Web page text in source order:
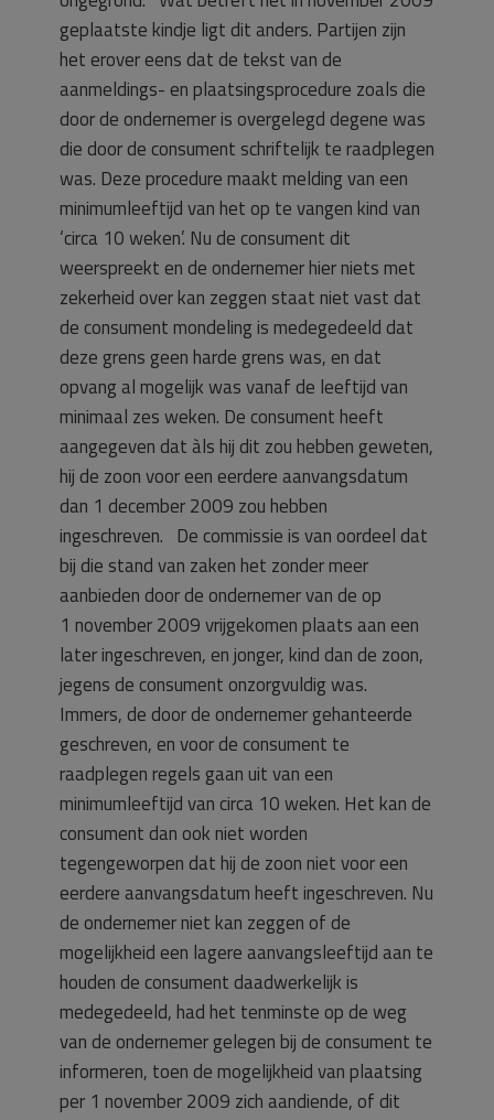
geplaatste kindje ligt dit anders. Partijen zijn
het erover eens dat de tekst van de
aanmeldings- en plaatsingsprocedure zoals die
door de ondernemer is overgelegd degene was
die door de consument schriftelijk te raadplegen
was. Deze procedure maakt melding van een
minimumleeftijd van het op te vangen kind van
‘circa 10 weken’. Nu de consument dit
weerspreekt en de ondernemer hier niets met
zekerheid over kan zeggen staat niet vast dat
de consument mondeling is medegedeeld dat
deze grens geen harde grens was, en dat
opvang al mogelijk was vanaf de leeftijd van
minimaal zes weken. De consument heeft
aangegeven dat àls hij dit zou hebben geweten,
hij de zoon voor een eerdere aanvangsdatum
dan 1 december 2009 zou hebben
ingeschreven. De commissie is van oordeel dat
bij die stand van zaken het zonder meer
aanbieden door de ondernemer van de op
1 november 2009 vrijgekomen plaats aan een
later ingeschreven, en jonger, kind dan de zoon,
jegens de consument onzorgvuldig was.
Immers, de door de ondernemer gehanteerde
geschreven, en voor de consument te
raadplegen regels gaan uit van een
minimumleeftijd van circa 10 weken. Het kan de
consument dan ook niet worden
tegengeworpen dat hij de zoon niet voor een
eerdere aanvangsdatum heeft ingeschreven. Nu
de ondernemer niet kan zeggen of de
mogelijkheid een lagere aanvangsleeftijd aan te
houden de consument daadwerkelijk is
medegedeeld, had het tenminste op de weg
van de ondernemer gelegen bij de consument te
informeren, toen de mogelijkheid van plaatsing
per 1 november 2009 zich aandiende, of dit